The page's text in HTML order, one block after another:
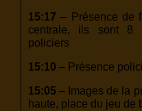
15:17 – Présence de
centrale, ils sont 8
policiers
15:10 – Présence
15:05 – Images de la
haute, place du jeu de